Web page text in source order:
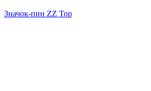
Значок-пин ZZ Top